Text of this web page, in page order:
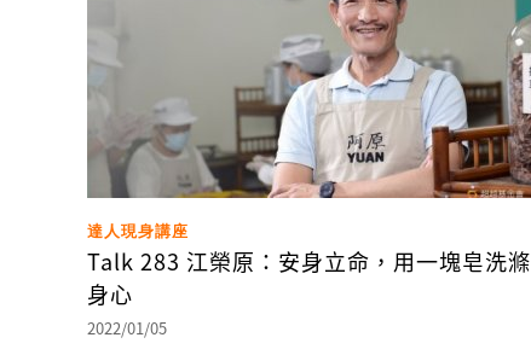
達人現身講座
Talk 283 江榮原：安身立命，用一塊皂洗滌
身心
2022/01/05